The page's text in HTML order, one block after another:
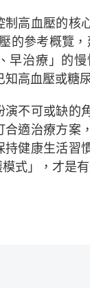
高血壓的核
的參考概覽
早治療」的
高血壓或糖
不可或缺的
適治療方案
健康生活習
式」，才是